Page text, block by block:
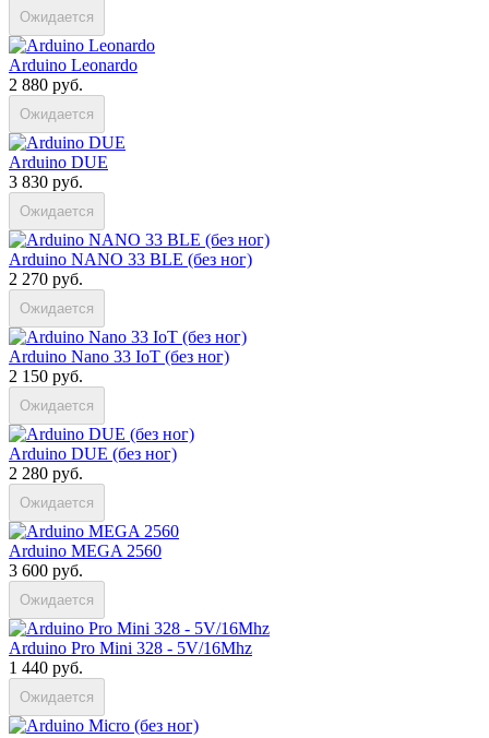
Ожидается
Arduino Leonardo
2 880 руб.
Ожидается
Arduino DUE
3 830 руб.
Ожидается
Arduino NANO 33 BLE (без ног)
2 270 руб.
Ожидается
Arduino Nano 33 IoT (без ног)
2 150 руб.
Ожидается
Arduino DUE (без ног)
2 280 руб.
Ожидается
Arduino MEGA 2560
3 600 руб.
Ожидается
Arduino Pro Mini 328 - 5V/16Mhz
1 440 руб.
Ожидается